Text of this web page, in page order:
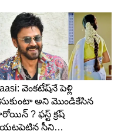
30 తేదీలలో జన్మించిన